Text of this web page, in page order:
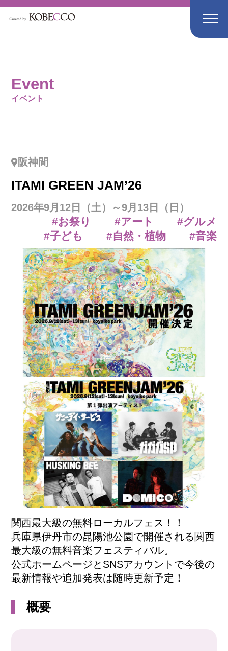
Event
イベント
阪神間
ITAMI GREEN JAM’26
2026年9月12日（土）～9月13日（日）
#お祭り #アート
#グルメ
#子ども
#自然・植物 #音楽
関西最大級の無料ローカルフェス！！
兵庫県伊丹市の昆陽池公園で開催される関西
最大級の無料音楽フェスティバル。
公式ホームページとSNSアカウントで今後の
最新情報や追加発表は随時更新予定！
概要